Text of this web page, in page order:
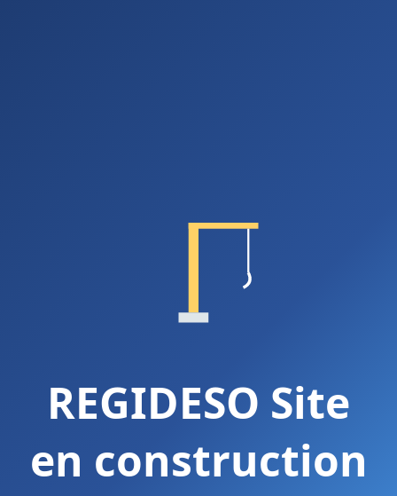
REGIDESO Site
en construction